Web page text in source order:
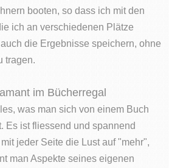
booten, so dass ich mit den
ich an verschiedenen Plätze
die Ergebnisse speichern, ohne
tragen.
im Bücherregal
was man sich von einem Buch
Es ist fliessend und spannend
jeder Seite die Lust auf "mehr",
man Aspekte seines eigenen